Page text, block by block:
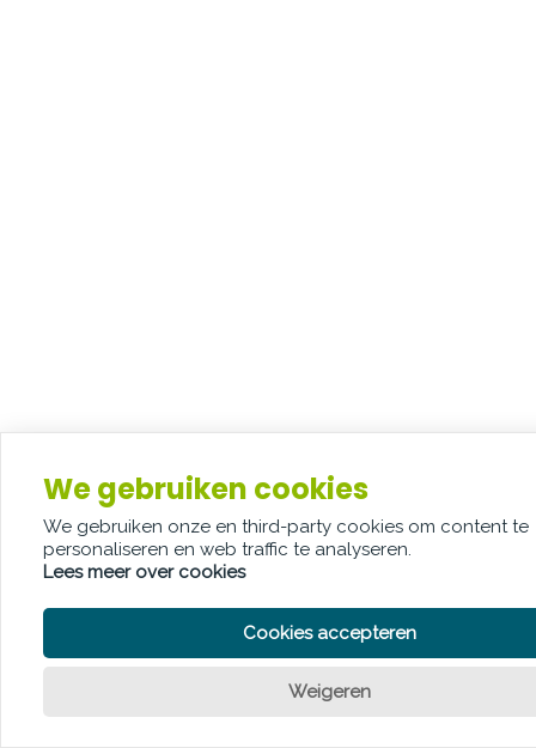
We gebruiken cookies
We gebruiken onze en third-party cookies om content te
personaliseren en web traffic te analyseren.
Lees meer over cookies
Cookies accepteren
Weigeren